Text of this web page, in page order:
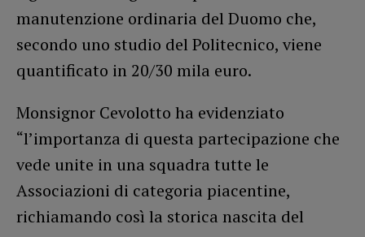
manutenzione ordinaria del Duomo che,
secondo uno studio del Politecnico, viene
quantificato in 20/30 mila euro.
Monsignor Cevolotto ha evidenziato
“l’importanza di questa partecipazione che
vede unite in una squadra tutte le
Associazioni di categoria piacentine,
richiamando così la storica nascita del